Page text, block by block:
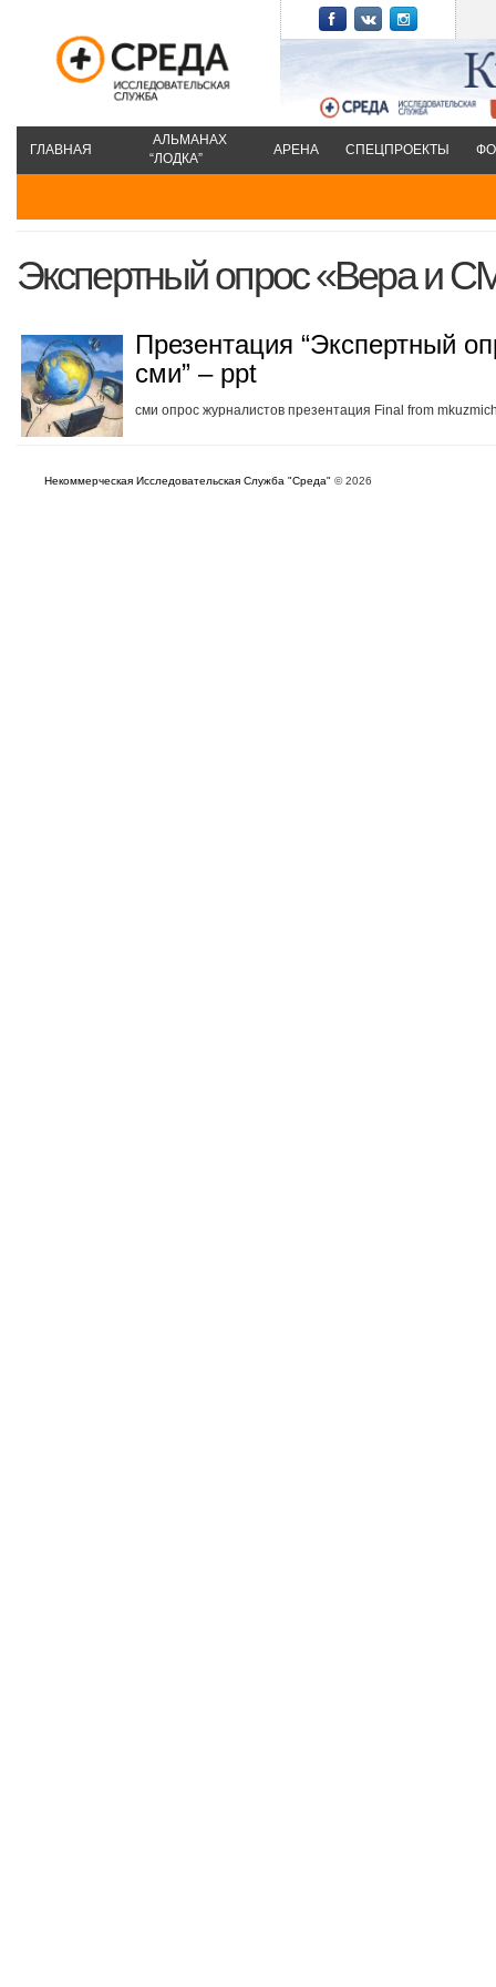
ГЛАВНАЯ
АЛЬМАНАХ
“ЛОДКА”
АРЕНА СПЕЦПРОЕКТЫ
Экспертный опрос «Вера и
Презентация “Экспертный
сми” – ppt
сми опрос журналистов презентация Final from
Некоммерческая Исследовательская Служба "Среда" © 2026